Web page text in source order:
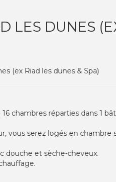
LES DUNES
(ex Riad les dunes & Spa)
16 chambres réparties dans 1
vous serez logés en chambre
douche et sèche-cheveux.